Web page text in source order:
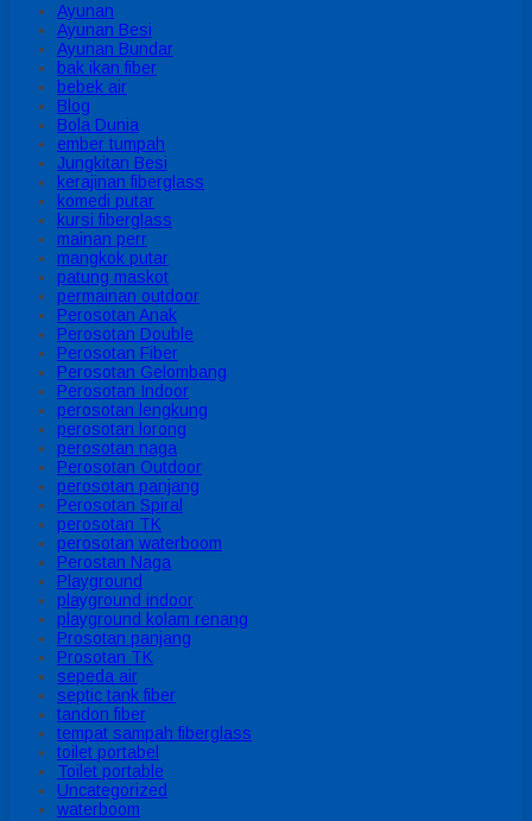
Ayunan
Ayunan Besi
Ayunan Bundar
bak ikan fiber
bebek air
Blog
Bola Dunia
ember tumpah
Jungkitan Besi
kerajinan fiberglass
komedi putar
kursi fiberglass
mainan perr
mangkok putar
patung maskot
permainan outdoor
Perosotan Anak
Perosotan Double
Perosotan Fiber
Perosotan Gelombang
Perosotan Indoor
perosotan lengkung
perosotan lorong
perosotan naga
Perosotan Outdoor
perosotan panjang
Perosotan Spiral
perosotan TK
perosotan waterboom
Perostan Naga
Playground
playground indoor
playground kolam renang
Prosotan panjang
Prosotan TK
sepeda air
septic tank fiber
tandon fiber
tempat sampah fiberglass
toilet portabel
Toilet portable
Uncategorized
waterboom